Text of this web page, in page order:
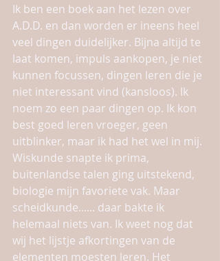
Ik ben een boek aan het lezen over
A.D.D. en dan worden er ineens heel
veel dingen duidelijker. Bijna altijd te
laat komen, impuls aankopen, je niet
kunnen focussen, dingen leren die je
niet interessant vind (kansloos). Ik
noem zo een paar dingen op. Ik kon
best goed leren vroeger, geen
uitblinker, maar ik had het wel in mij.
Wiskunde snapte ik prima,
buitenlandse talen ging uitstekend,
biologie mijn favoriete vak. Maar
scheidkunde...... daar bakte ik
helemaal niets van. Ik weet nog dat
wij het lijstje afkortingen van de
elementen moesten leren. Het